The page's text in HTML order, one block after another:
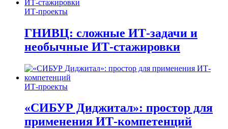
ИТ-проекты
ГНИВЦ: сложные ИТ‑задачи и
необычные ИТ‑стажировки
ИТ-проекты
«СИБУР Диджитал»: простор для
применения ИТ-компетенций